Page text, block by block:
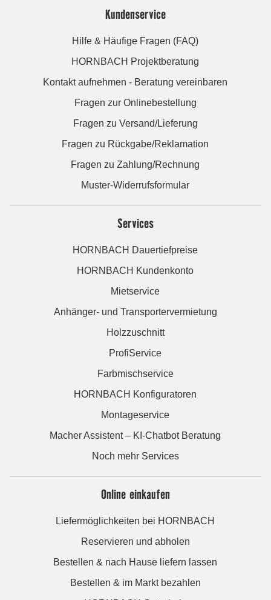
Kundenservice
Hilfe & Häufige Fragen (FAQ)
HORNBACH Projektberatung
Kontakt aufnehmen - Beratung vereinbaren
Fragen zur Onlinebestellung
Fragen zu Versand/Lieferung
Fragen zu Rückgabe/Reklamation
Fragen zu Zahlung/Rechnung
Muster-Widerrufsformular
Services
HORNBACH Dauertiefpreise
HORNBACH Kundenkonto
Mietservice
Anhänger- und Transportervermietung
Holzzuschnitt
ProfiService
Farbmischservice
HORNBACH Konfiguratoren
Montageservice
Macher Assistent – KI-Chatbot Beratung
Noch mehr Services
Online einkaufen
Liefermöglichkeiten bei HORNBACH
Reservieren und abholen
Bestellen & nach Hause liefern lassen
Bestellen & im Markt bezahlen